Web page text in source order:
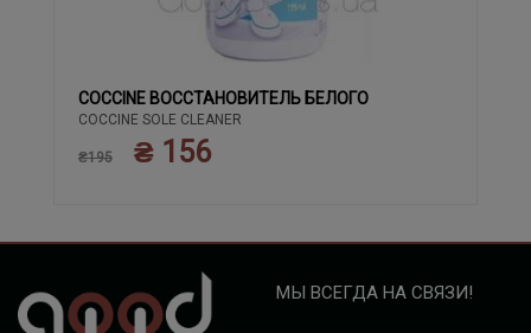
COCCINE ВОССТАНОВИТЕЛЬ БЕЛОГО
COCCINE SOLE CLEANER
₴195 ₴ 156
МЫ ВСЕГДА НА СВЯЗИ!